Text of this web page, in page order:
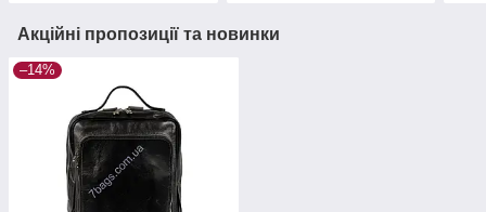
Акційні пропозиції та новинки
–14%